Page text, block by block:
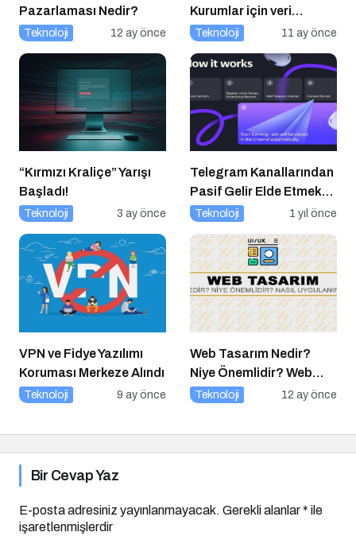
Pazarlaması Nedir?
Teknoloji 12 ay önce
Kurumlar için veri
güvenliğinin temel
Teknoloji 11 ay önce
“Kırmızı Kraliçe” Yarışı
Başladı!
Teknoloji 3 ay önce
Telegram Kanallarından
Pasif Gelir Elde Etmek
Artık Mümkün
Teknoloji 1 yıl önce
VPN ve Fidye Yazılımı
Koruması Merkeze Alındı
Teknoloji 9 ay önce
Web Tasarım Nedir?
Niye Önemlidir? Web
Tasarım Nasıl Yapılır?
Teknoloji 12 ay önce
Bir Cevap Yaz
E-posta adresiniz yayınlanmayacak. Gerekli alanlar* ile
işaretlenmişlerdir